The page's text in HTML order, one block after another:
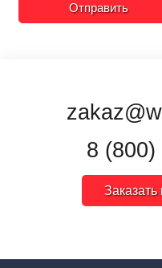
Отправить
8 (800)
Заказать